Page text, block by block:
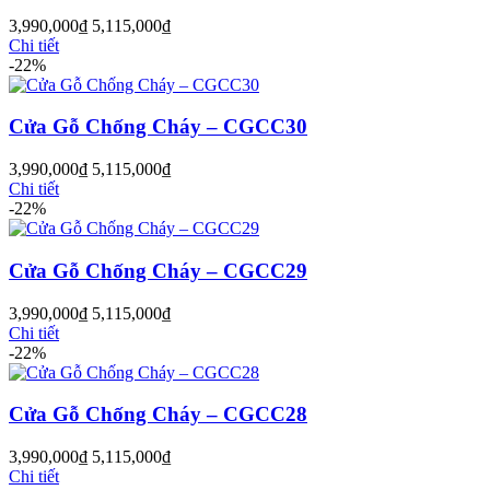
Cửa Nhựa Vân Gỗ
3,990,000₫ 5,115,000₫
Chi tiết
-22%
Cửa Gỗ Chống Cháy – CGCC30
3,990,000₫ 5,115,000₫
Chi tiết
-22%
Cửa Gỗ Chống Cháy – CGCC29
3,990,000₫ 5,115,000₫
Chi tiết
-22%
Cửa Gỗ Chống Cháy – CGCC28
3,990,000₫ 5,115,000₫
Chi tiết